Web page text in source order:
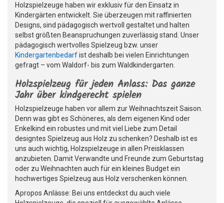
Holzspielzeuge haben wir exklusiv für den Einsatz in
Kindergärten entwickelt. Sie überzeugen mit raffinierten
Designs, sind pädagogisch wertvoll gestaltet und halten
selbst größten Beanspruchungen zuverlässig stand. Unser
pädagogisch wertvolles Spielzeug bzw. unser
Kindergartenbedarfist deshalb bei vielen Einrichtungen
gefragt – vom Waldorf- bis zum Waldkindergarten.
Holzspielzeug für jeden Anlass: Das ganze
Jahr über kindgerecht spielen
Holzspielzeuge haben vor allem zur Weihnachtszeit Saison.
Denn was gibt es Schöneres, als dem eigenen Kind oder
Enkelkind ein robustes und mit viel Liebe zum Detail
designtes Spielzeug aus Holz zu schenken? Deshalb ist es
uns auch wichtig, Holzspielzeuge in allen Preisklassen
anzubieten. Damit Verwandte und Freunde zum Geburtstag
oder zu Weihnachten auch für ein kleines Budget ein
hochwertiges Spielzeug aus Holz verschenken können.
Apropos Anlässe: Bei uns entdeckst du auch viele